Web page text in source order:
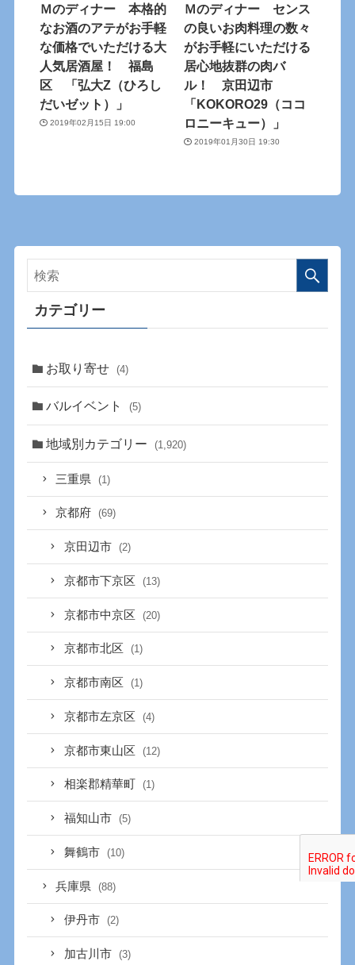
Ｍのディナー 本格的
なお酒のアテがお手軽
な価格でいただける大
人気居酒屋！ 福島
区 「弘大Z（ひろし
だいゼット）」
2019年02月15日 19:00
Ｍのディナー センス
の良いお肉料理の数々
がお手軽にいただける
居心地抜群の肉バ
ル！ 京田辺市
「KOKORO29（ココ
ロニーキュー）」
2019年01月30日 19:30
カテゴリー
お取り寄せ (4)
バルイベント (5)
地域別カテゴリー (1,920)
三重県 (1)
京都府 (69)
京田辺市 (2)
京都市下京区 (13)
京都市中京区 (20)
京都市北区 (1)
京都市南区 (1)
京都市左京区 (4)
京都市東山区 (12)
相楽郡精華町 (1)
福知山市 (5)
舞鶴市 (10)
兵庫県 (88)
伊丹市 (2)
加古川市 (3)